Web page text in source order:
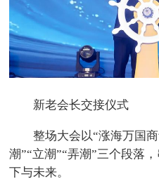
新老会长交接仪式
整场大会以“涨海万国
潮”“立潮”“弄潮”三个段落
下与未来。